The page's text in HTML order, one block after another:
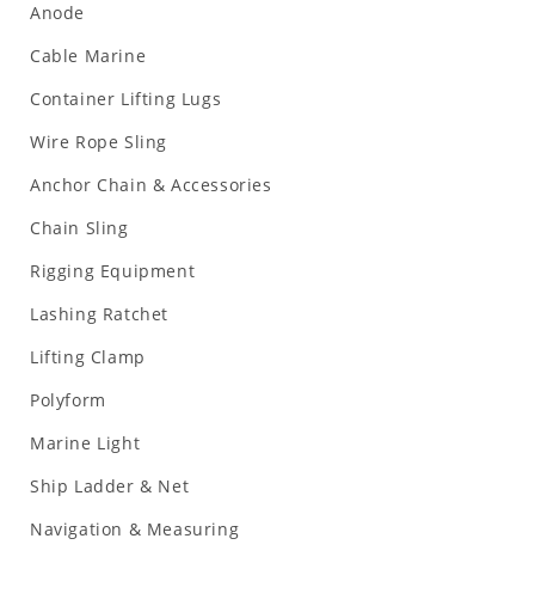
Anode
Cable Marine
Container Lifting Lugs
Wire Rope Sling
Anchor Chain & Accessories
Chain Sling
Rigging Equipment
Lashing Ratchet
Lifting Clamp
Polyform
Marine Light
Ship Ladder & Net
Navigation & Measuring